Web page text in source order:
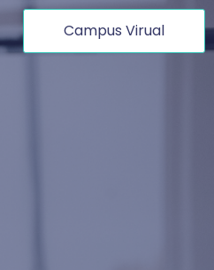
Campus Virual